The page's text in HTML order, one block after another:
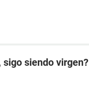
siendo virgen?